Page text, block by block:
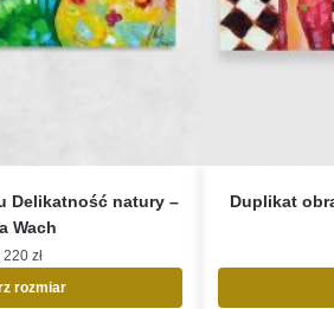
Delikatność natury –
Wach
220 zł
rozmiar
Duplikat